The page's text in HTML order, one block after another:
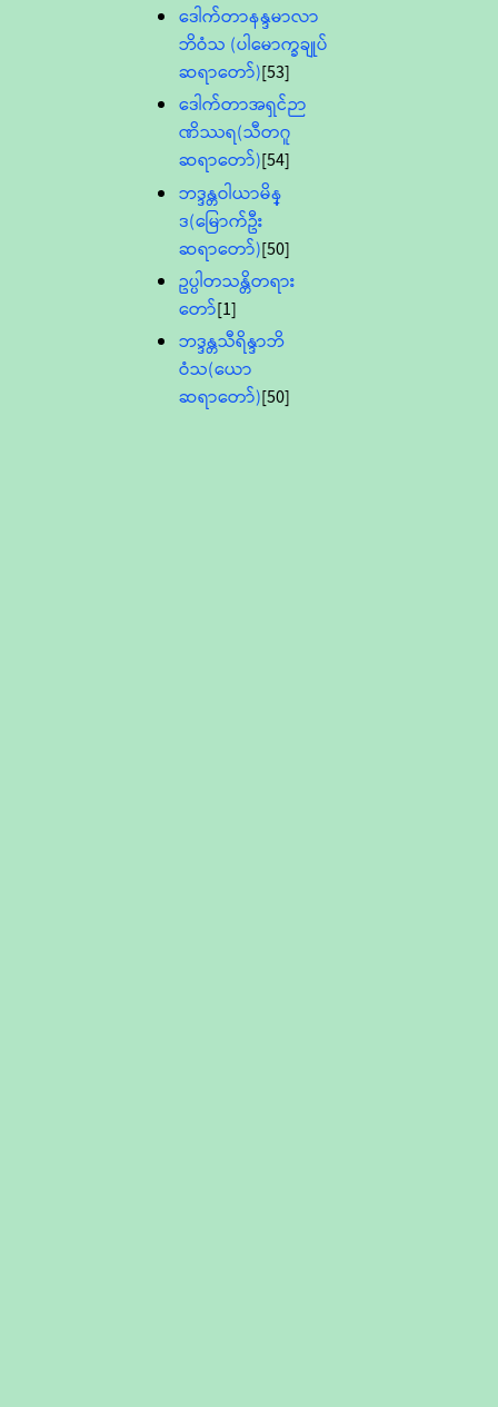
ဒေါက်တာနန္ဒမာလာ
ဘိဝံသ (ပါမောက္ခချုပ်
ဆရာတော်)[53]
ဒေါက်တာအရှင်ဉာ
ဏိဿရ(သီတဂူ
ဆရာတော်)[54]
ဘဒ္ဒန္တဝါယာမိန္
ဒ(မြောက်ဦး
ဆရာတော်)[50]
ဥပ္ပါတသန္တိတရား
တော်[1]
ဘဒ္ဒန္တသီရိန္ဒာဘိ
ဝံသ(ယော
ဆရာတော်)[50]